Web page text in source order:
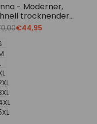
- Moderner,
trocknender
Badeanzug
Translation
missing:
€44,95